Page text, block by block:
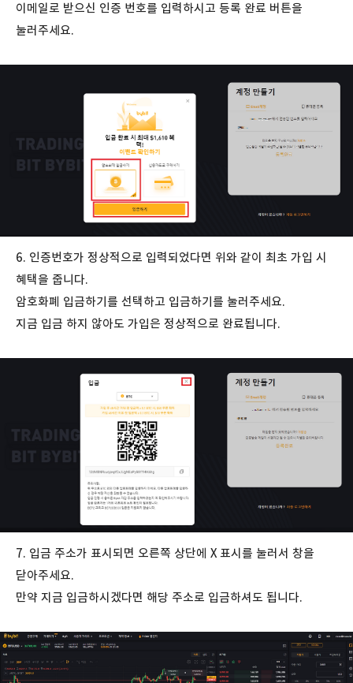
이메일로 받으신 인증 번호를 입력하시고 등록 완료 버튼을
눌러주세요.
6. 인증번호가 정상적으로 입력되었다면 위와 같이 최초 가입 시
혜택을 줍니다.
암호화폐 입금하기를 선택하고 입금하기를 눌러주세요.
지금 입금 하지 않아도 가입은 정상적으로 완료됩니다.
7. 입금 주소가 표시되면 오른쪽 상단에 X 표시를 눌러서 창을
닫아주세요.
만약 지금 입금하시겠다면 해당 주소로 입금하셔도 됩니다.